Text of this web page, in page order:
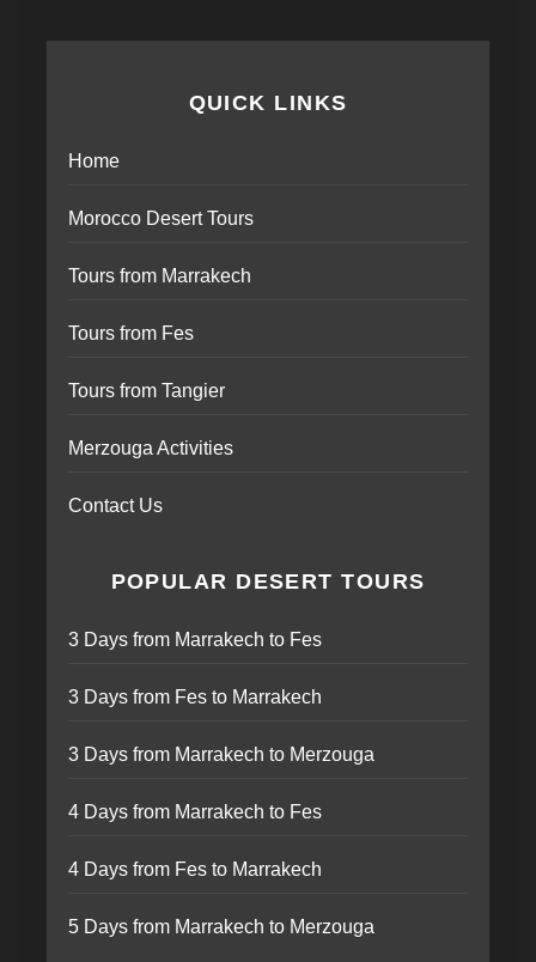
QUICK LINKS
Home
Morocco Desert Tours
Tours from Marrakech
Tours from Fes
Tours from Tangier
Merzouga Activities
Contact Us
POPULAR DESERT TOURS
3 Days from Marrakech to Fes
3 Days from Fes to Marrakech
3 Days from Marrakech to Merzouga
4 Days from Marrakech to Fes
4 Days from Fes to Marrakech
5 Days from Marrakech to Merzouga